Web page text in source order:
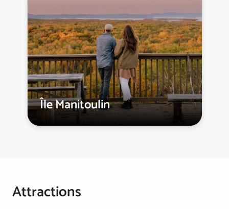
Île Manitoulin
Attractions